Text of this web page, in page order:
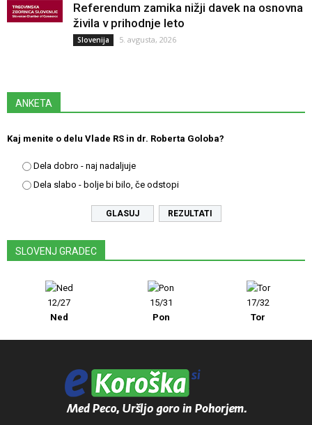
Referendum zamika nižji davek na osnovna
živila v prihodnje leto
Slovenija 5. avgusta, 2026
ANKETA
Kaj menite o delu Vlade RS in dr. Roberta Goloba?
Dela dobro - naj nadaljuje
Dela slabo - bolje bi bilo, če odstopi
REZULTATI
SLOVENJ GRADEC
12/27
Ned
15/31
Pon
17/32
Tor